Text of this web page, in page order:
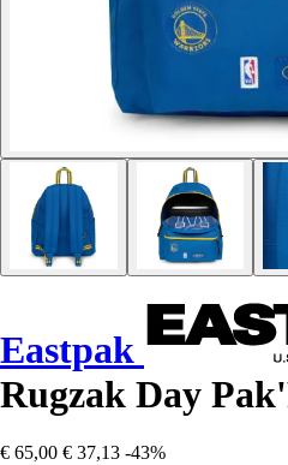
Eastpak
Rugzak Day
€ 65,00 € 37,13 -43%